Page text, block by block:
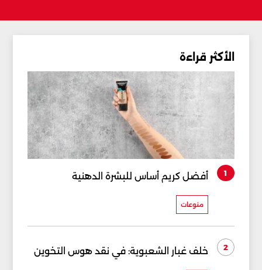
الأكثر قراءة
1 أفضل كريم أساس للبشرة الدهنية
منوعات
2 خلف غبار الشعبوية: في نقد هوس التخوين